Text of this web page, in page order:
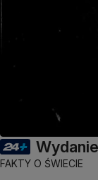
FAKTY O ŚWIECIE